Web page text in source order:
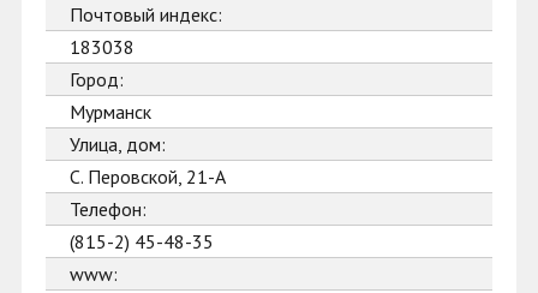
Почтовый индекс:
183038
Город:
Мурманск
Улица, дом:
С. Перовской, 21-А
Телефон:
(815-2) 45-48-35
www: